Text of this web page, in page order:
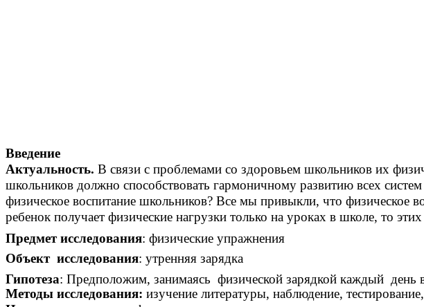
Введение
Актуальность. В связи с проблемами со здоровьем школьников их
школьников должно способствовать гармоничному развитию всех
физическое воспитание школьников? Все мы привыкли, что
ребенок получает физические нагрузки только на уроках в школе, то
Предмет исследования: физические упражнения
Объект исследования: утренняя зарядка
Гипотеза: Предположим, занимаясь физической зарядкой каждый день
Методы исследования: изучение литературы, наблюдение,